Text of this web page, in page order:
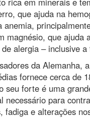
que ajuda na
anemia,
magnésio, que ajuda
alergia – inclusive
da Alemanha,
fornece cerca de
seu forte é uma
necessário para
fadiga e alterações